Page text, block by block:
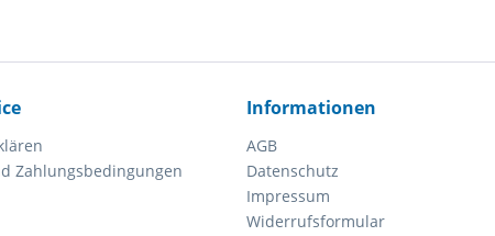
Zahlungsbedingungen
Informationen
AGB
Datenschutz
Impressum
Widerrufsformular